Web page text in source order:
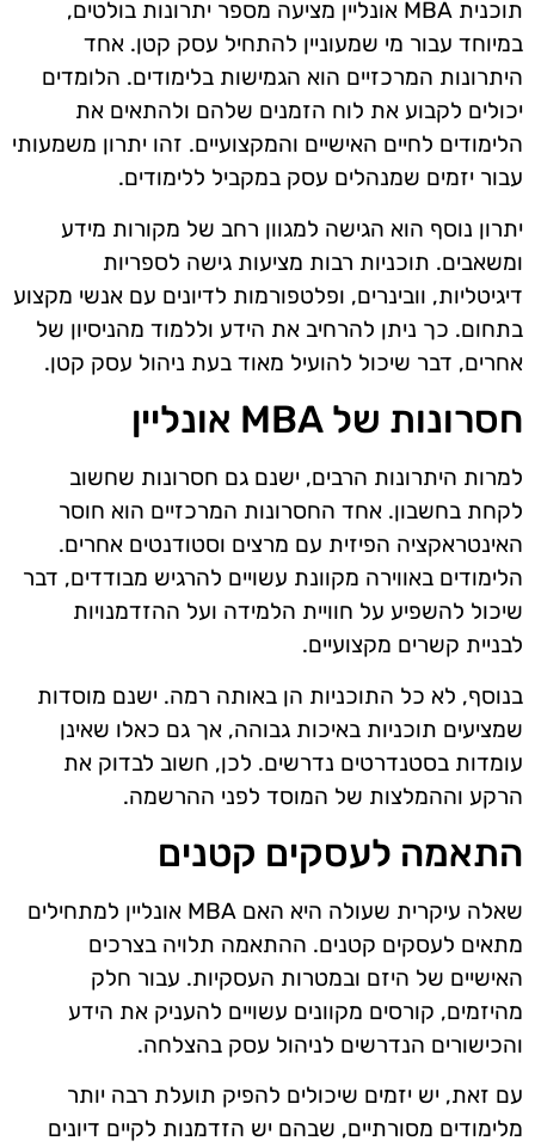
תוכנית MBA אונליין מציעה מספר יתרונות בולטים,
במיוחד עבור מי שמעוניין להתחיל עסק קטן. אחד
היתרונות המרכזיים הוא הגמישות בלימודים. הלומדים
יכולים לקבוע את לוח הזמנים שלהם ולהתאים את
הלימודים לחיים האישיים והמקצועיים. זהו יתרון משמעותי
עבור יזמים שמנהלים עסק במקביל ללימודים.
יתרון נוסף הוא הגישה למגוון רחב של מקורות מידע
ומשאבים. תוכניות רבות מציעות גישה לספריות
דיגיטליות, וובינרים, ופלטפורמות לדיונים עם אנשי מקצוע
בתחום. כך ניתן להרחיב את הידע וללמוד מהניסיון של
אחרים, דבר שיכול להועיל מאוד בעת ניהול עסק קטן.
חסרונות של MBA אונליין
למרות היתרונות הרבים, ישנם גם חסרונות שחשוב
לקחת בחשבון. אחד החסרונות המרכזיים הוא חוסר
האינטראקציה הפיזית עם מרצים וסטודנטים אחרים.
הלימודים באווירה מקוונת עשויים להרגיש מבודדים, דבר
שיכול להשפיע על חוויית הלמידה ועל ההזדמנויות
לבניית קשרים מקצועיים.
בנוסף, לא כל התוכניות הן באותה רמה. ישנם מוסדות
שמציעים תוכניות באיכות גבוהה, אך גם כאלו שאינן
עומדות בסטנדרטים נדרשים. לכן, חשוב לבדוק את
הרקע וההמלצות של המוסד לפני ההרשמה.
התאמה לעסקים קטנים
שאלה עיקרית שעולה היא האם MBA אונליין למתחילים
מתאים לעסקים קטנים. ההתאמה תלויה בצרכים
האישיים של היזם ובמטרות העסקיות. עבור חלק
מהיזמים, קורסים מקוונים עשויים להעניק את הידע
והכישורים הנדרשים לניהול עסק בהצלחה.
עם זאת, יש יזמים שיכולים להפיק תועלת רבה יותר
מלימודים מסורתיים, שבהם יש הזדמנות לקיים דיונים